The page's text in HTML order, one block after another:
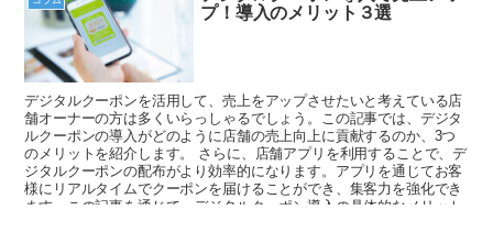
プ！導入のメリット３選
デジタルクーポンを活用して、売上をアップさせたいと考えている店
舗オーナーの方は多くいらっしゃるでしょう。この記事では、デジタ
ルクーポンの導入がどのように店舗の売上向上に貢献するのか、3つ
のメリットを紹介します。 さらに、店舗アプリを利用することで、デ
ジタルクーポンの配布がより効率的になります。アプリを通じてお客
様にリアルタイムでクーポンを届けることができ、集客力を強化でき
ます。この記事を通じて、デジタルクーポン導入の具体的なメリット